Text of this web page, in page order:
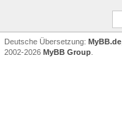
Deutsche Übersetzung: MyBB.de
2002-2026 MyBB Group